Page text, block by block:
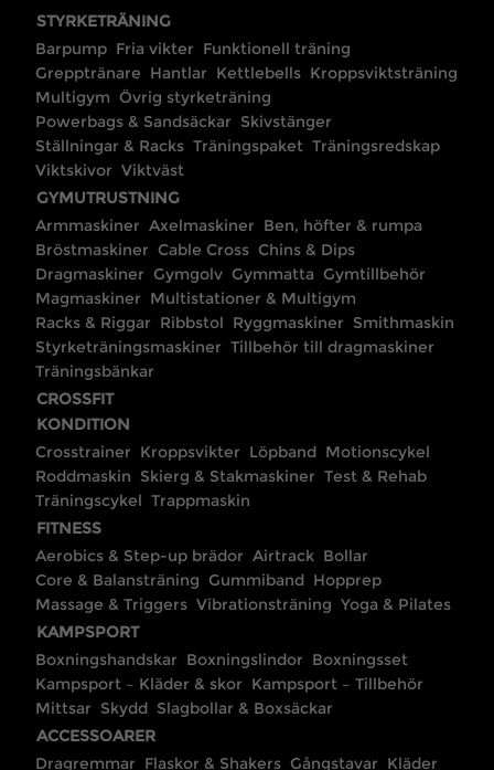
STYRKETRÄNING
Barpump Fria vikter Funktionell träning
Grepptränare Hantlar Kettlebells Kroppsviktsträning
Multigym Övrig styrketräning
Powerbags & Sandsäckar Skivstänger
Ställningar & Racks Träningspaket Träningsredskap
Viktskivor Viktväst
GYMUTRUSTNING
Armmaskiner Axelmaskiner Ben, höfter & rumpa
Bröstmaskiner Cable Cross Chins & Dips
Dragmaskiner Gymgolv Gymmatta Gymtillbehör
Magmaskiner Multistationer & Multigym
Racks & Riggar Ribbstol Ryggmaskiner Smithmaskin
Styrketräningsmaskiner Tillbehör till dragmaskiner
Träningsbänkar
CROSSFIT
KONDITION
Crosstrainer Kroppsvikter Löpband Motionscykel
Roddmaskin Skierg & Stakmaskiner Test & Rehab
Träningscykel Trappmaskin
FITNESS
Aerobics & Step-up brädor Airtrack Bollar
Core & Balansträning Gummiband Hopprep
Massage & Triggers Vibrationsträning Yoga & Pilates
KAMPSPORT
Boxningshandskar Boxningslindor Boxningsset
Kampsport – Kläder & skor Kampsport – Tillbehör
Mittsar Skydd Slagbollar & Boxsäckar
ACCESSOARER
Dragremmar Flaskor & Shakers Gångstavar Kläder